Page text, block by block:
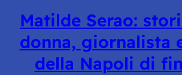
Matilde Serao:
donna, giornalista
della Napoli di